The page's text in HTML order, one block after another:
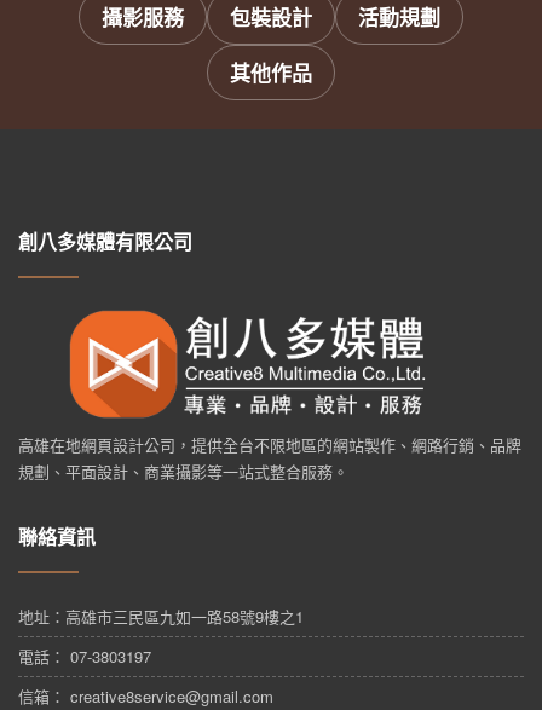
攝影服務
包裝設計
活動規劃
其他作品
創八多媒體有限公司
高雄在地網頁設計公司，提供全台不限地區的網站製作、網路行銷、品牌
規劃、平面設計、商業攝影等一站式整合服務。
聯絡資訊
地址： 高雄市三民區九如一路58號9樓之1
電話： 07-3803197
信箱： creative8service@gmail.com